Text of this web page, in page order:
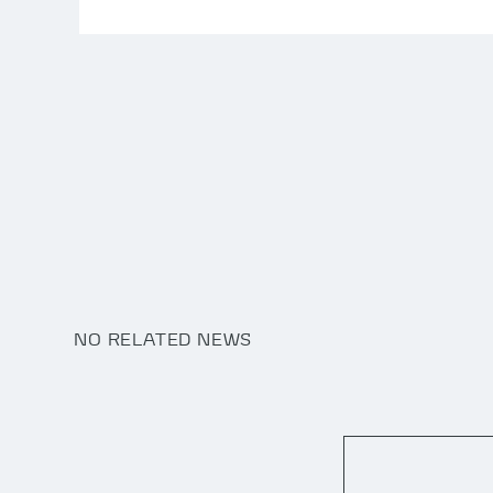
NO RELATED NEWS